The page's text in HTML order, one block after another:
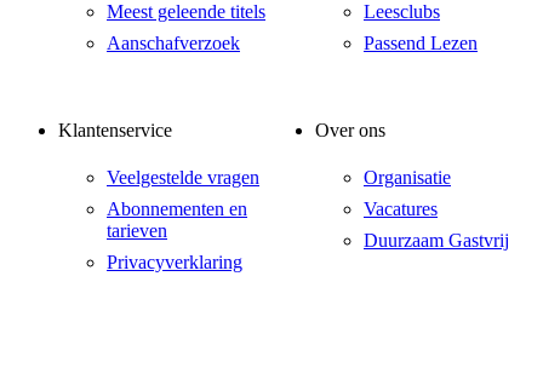
Meest geleende titels
Aanschafverzoek
Leesclubs
Passend Lezen
Klantenservice
Veelgestelde vragen
Abonnementen en
tarieven
Privacyverklaring
Over ons
Organisatie
Vacatures
Duurzaam Gastvrij